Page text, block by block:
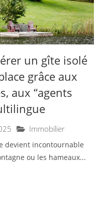
un gîte isolé
grâce aux
aux “agents
Immobilier
devient incontournable
ou les hameaux...